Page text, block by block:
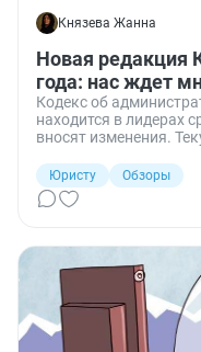
Князева Жанна
Новая редакция
года: нас ждет
Кодекс об
находится в лидерах
вносят изменения.
ответственность,
затрагивают
вопросы. Расскажу
Юристу
Обзоры